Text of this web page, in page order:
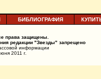
БИБЛИОГРАФИЯ
права защищены.
редакции "Звезды" запрещено
информации
2011 г.